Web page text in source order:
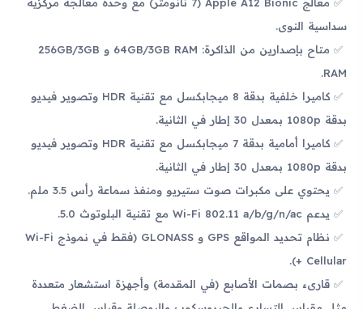
سداسية النوى.
متاح بإصدارين من الذاكرة: 64GB/3GB RAM و 256GB/3GB
RAM.
كاميرا خلفية بدقة 8 ميجابكسل مع تقنية HDR وتصوير فيديو
بدقة 1080p بمعدل 30 إطار في الثانية.
كاميرا أمامية بدقة 7 ميجابكسل مع تقنية HDR وتصوير فيديو
بدقة 1080p بمعدل 30 إطار في الثانية.
يحتوي على مكبرات صوت ستيريو ومنفذ سماعة رأس 3.5 ملم.
يدعم Wi-Fi 802.11 a/b/g/n/ac مع تقنية البلوتوث 5.0.
نظام تحديد المواقع GPS و GLONASS (فقط في نموذج Wi-Fi
+ Cellular).
قارىء بصمات الأصابع (في المقدمة) وأجهزة استشعار متعددة